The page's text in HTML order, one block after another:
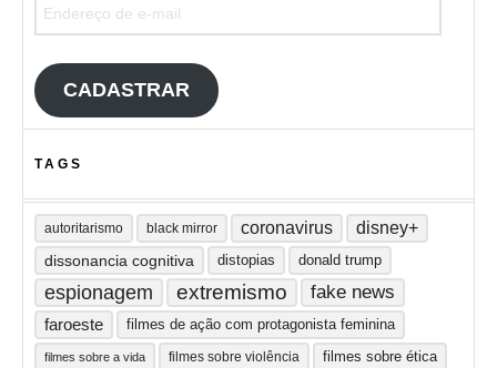
CADASTRAR
TAGS
autoritarismo black mirror coronavirus disney+
dissonancia cognitiva distopias donald trump
espionagem extremismo fake news
faroeste filmes de ação com protagonista feminina
filmes sobre a vida filmes sobre violência filmes sobre ética